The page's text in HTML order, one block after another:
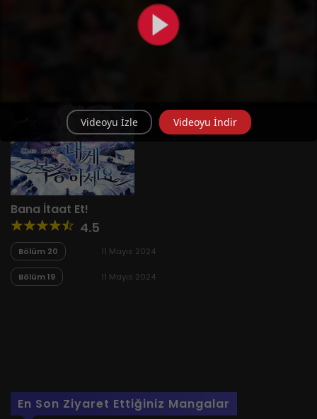
Bana İtaat Et!
4.5
Bölüm 20 11 Mayıs 2024
Bölüm 19 11 Mayıs 2024
En Son Ziyaret Ettiğiniz Mangalar
Videoyu İzle Videoyu İndir